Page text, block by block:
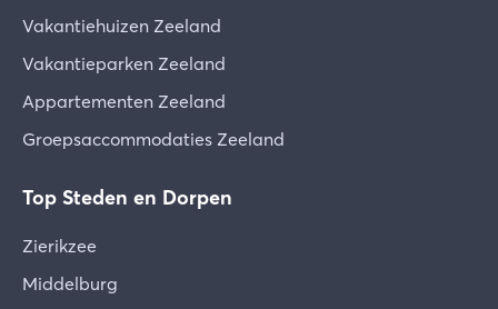
Vakantiehuizen Zeeland
Vakantieparken Zeeland
Appartementen Zeeland
Groepsaccommodaties Zeeland
Top Steden en Dorpen
Zierikzee
Middelburg